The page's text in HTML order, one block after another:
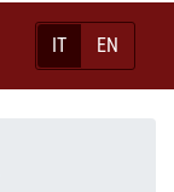
IT EN